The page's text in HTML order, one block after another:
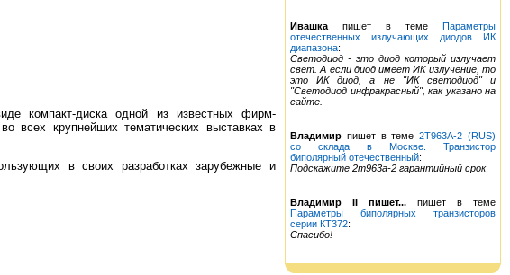
Ивашка пишет в теме Параметры
отечественных излучающих диодов ИК
диапазона:
Светодиод - это диод который излучает
свет. А если диод имеет ИК излучение, то
это ИК диод, а не "ИК светодиод" и
"Светодиод инфракрасный", как указано на
сайте.
Владимир пишет в теме2Т963А-2 (RUS)
со склада в Москве. Транзистор
биполярный отечественный:
Подскажите 2т963а-2 гарантийный срок
Владимир II пишет... пишет в теме
Параметры биполярных транзисторов
серии КТ372:
Спасибо!
компакт-диска одной из известных фирм-
всех крупнейших тематических выставках в
в своих разработках зарубежные и